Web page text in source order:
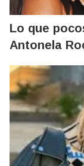
Lo que
Antonela